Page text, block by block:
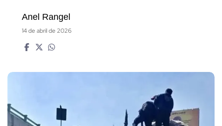
Anel Rangel
14 de abril de 2026